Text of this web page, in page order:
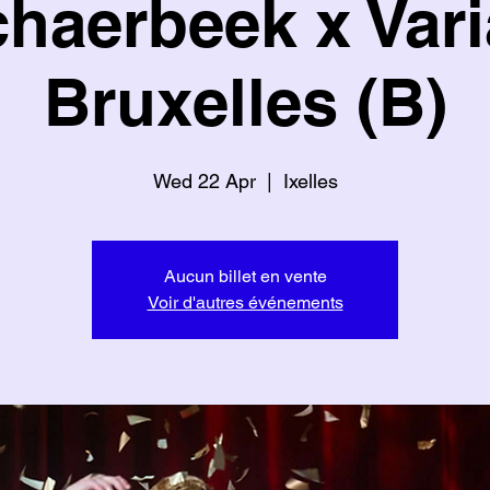
x
Bruxelles (B)
Wed 22 Apr
  |
Ixelles
Aucun billet en vente
Voir d'autres événements